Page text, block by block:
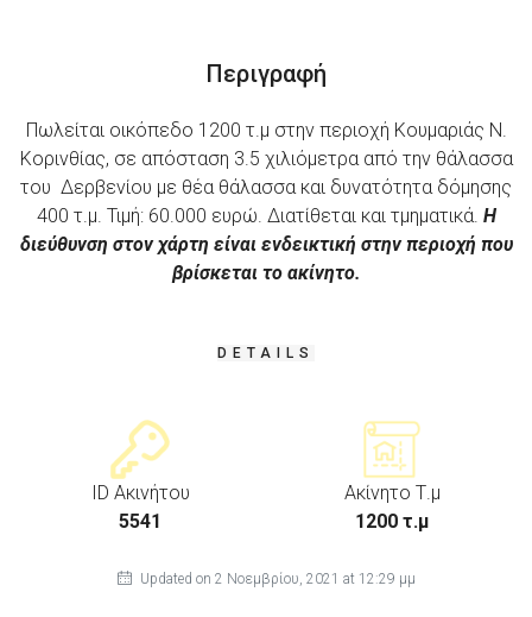
Περιγραφή
Πωλείται οικόπεδο 1200 τ.μ στην περιοχή Κουμαριάς Ν.
Κορινθίας, σε απόσταση 3.5 χιλιόμετρα από την θάλασσα
του Δερβενίου με θέα θάλασσα και δυνατότητα δόμησης
400 τ.μ. Τιμή: 60.000 ευρώ. Διατίθεται και τμηματικά. Η
διεύθυνση στον χάρτη είναι ενδεικτική στην περιοχή που
βρίσκεται το ακίνητο.
DETAILS
ID Ακινήτου
5541
Ακίνητο Τ.μ
1200 τ.μ
Updated on 2 Νοεμβρίου, 2021 at 12:29 μμ